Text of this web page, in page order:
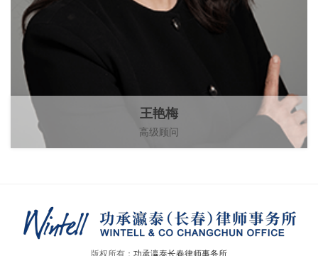
王艳梅
高级顾问
版权所有： 功承瀛泰长春律师事务所